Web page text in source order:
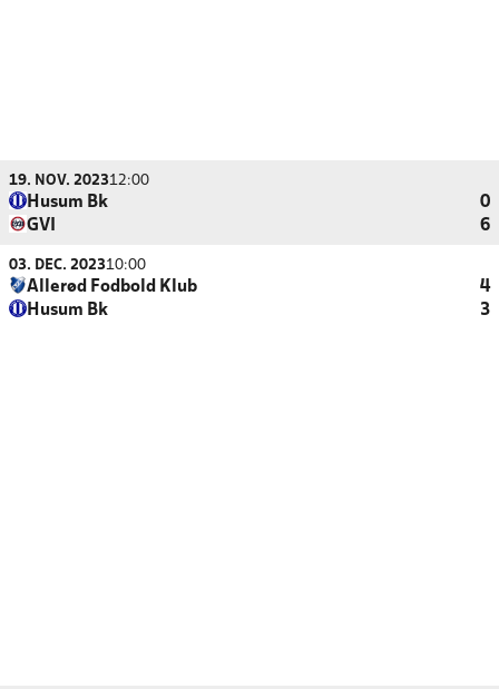
19. NOV. 202312:00
Husum Bk
0
GVI
6
03. DEC. 202310:00
Allerød Fodbold Klub
4
Husum Bk
3